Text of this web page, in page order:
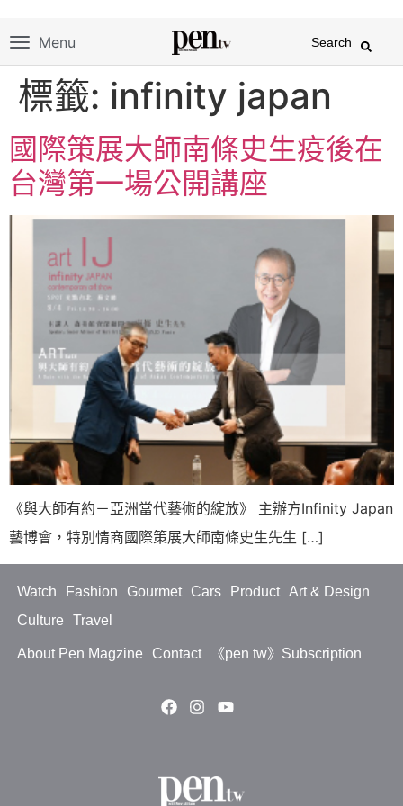
Menu Search
標籤: infinity japan
國際策展大師南條史生疫後在
台灣第一場公開講座
《與大師有約－亞洲當代藝術的綻放》 主辦方Infinity Japan
藝博會，特別情商國際策展大師南條史生先生 […]
Watch Fashion Gourmet Cars Product
Art & Design
Culture
Travel
About Pen Magzine Contact 《pen tw》Subscription